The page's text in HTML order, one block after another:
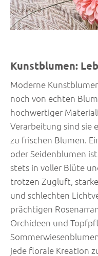
Kunstblumen:
Moderne
noch von echten
hochwertiger
Verarbeitung sind sie
zu frischen Blumen.
oder Seidenblumen
stets in voller Blüte
trotzen Zugluft,
und schlechten
prächtigen
Orchideen und
jede florale Kreation